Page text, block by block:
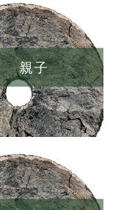
親子